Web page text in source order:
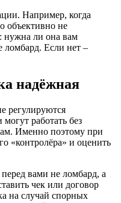
Например, когда
объективно не
нужна ли она вам
ломбард. Если нет –
надёжная
регулируются
работать без
Именно поэтому при
«контролёра» и оценить
вами не ломбард, а
чек или договор
на случай спорных